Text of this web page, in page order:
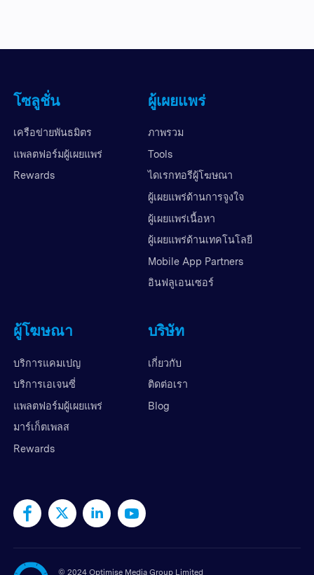
โซลูชั่น
เครือข่ายพันธมิตร
แพลตฟอร์มผู้เผยแพร่
Rewards
ผู้เผยแพร่
ภาพรวม
Tools
ไดเรกทอรีผู้โฆษณา
ผู้เผยแพร่ด้านการจูงใจ
ผู้เผยแพร่เนื้อหา
ผู้เผยแพร่ด้านเทคโนโลยี
Mobile App Partners
อินฟลูเอนเซอร์
ผู้โฆษณา
บริการแคมเปญ
บริการเอเจนซี่
แพลตฟอร์มผู้เผยแพร่
มาร์เก็ตเพลส
Rewards
บริษัท
เกี่ยวกับ
ติดต่อเรา
Blog
© 2024 Optimise Media Group Limited